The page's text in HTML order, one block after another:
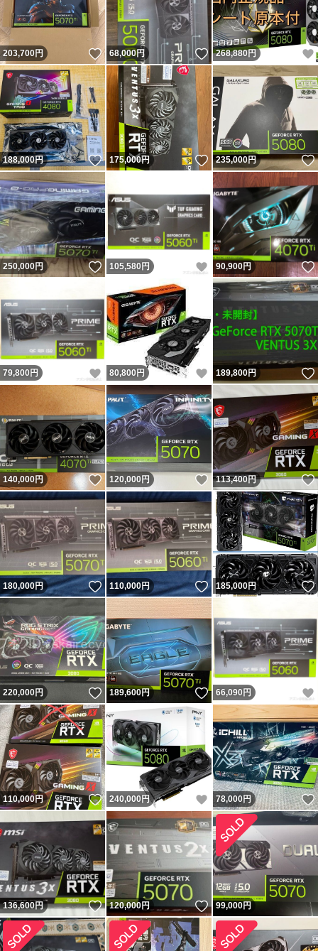
203,700円 いいね！
68,000円 いいね！
268,880円
188,000円 いいね！
175,000円 いいね！
235,000円
250,000円 いいね！
105,580 円 いいね！
90,900円
79,800 円 いいね！
80,800 円 いいね！
189,800円
140,000円 いいね！
120,000 円 いいね！
113,400円
180,000円 いいね！
110,000円 いいね！
185,000円
220,000円 いいね！
189,600円 いいね！
66,090 円
110,000円 いいね！
240,000 円 いいね！
78,000円
136,600円 いいね！
120,000円 いいね！
99,000円